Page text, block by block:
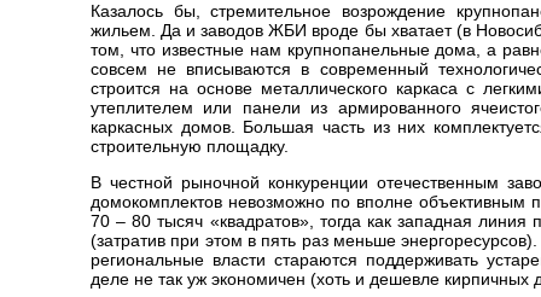
Казалось бы, стремительное возрождение
жильем. Да и заводов ЖБИ вроде бы хватает (в
том, что известные нам крупнопанельные дома, а
совсем не вписываются в современный
строится на основе металлического каркаса с
утеплителем или панели из армированного
каркасных домов. Большая часть из них
строительную площадку.
В честной рыночной конкуренции отечественным
домокомплектов невозможно по вполне
70 – 80 тысяч «квадратов», тогда как западная
(затратив при этом в пять раз меньше
региональные власти стараются поддерживать
деле не так уж экономичен (хоть и дешевле кирпичных